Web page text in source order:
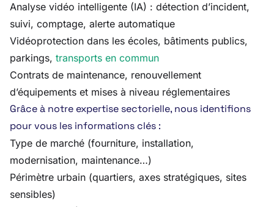
Analyse vidéo intelligente (IA) : détection d’incident,
suivi, comptage, alerte automatique
Vidéoprotection dans les écoles, bâtiments publics,
parkings, transports en commun
Contrats de maintenance, renouvellement
d’équipements et mises à niveau réglementaires
Grâce à notre expertise sectorielle, nous identifions
pour vous les informations clés :
Type de marché (fourniture, installation,
modernisation, maintenance…)
Périmètre urbain (quartiers, axes stratégiques, sites
sensibles)